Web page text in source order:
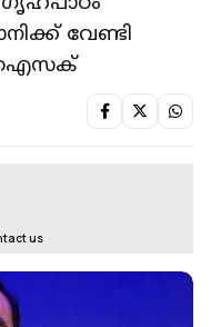
വേണ്ടി
ഐസക്
us